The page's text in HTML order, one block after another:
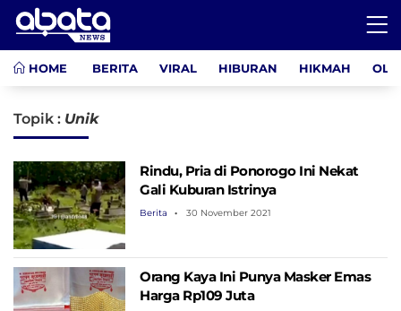
HOME BERITA VIRAL HIBURAN HIKMAH
Topik : Unik
Rindu, Pria di Ponorogo Ini Nekat
Gali Kuburan Istrinya
Berita 30 November 2021
Orang Kaya Ini Punya Masker Emas
Harga Rp109 Juta